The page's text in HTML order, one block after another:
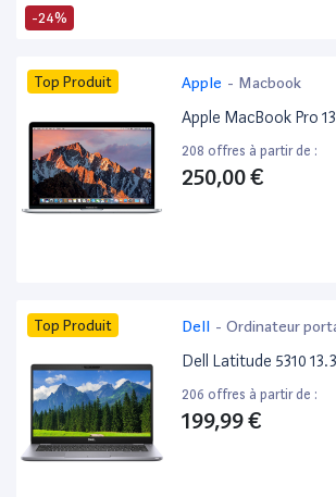
-24%
Top Produit Apple - Macbook
Apple MacBook Pro
208 offres à partir de :
250,00 €
Top Produit Dell - Ordinateur
Dell Latitude 5310
206 offres à partir de :
199,99 €